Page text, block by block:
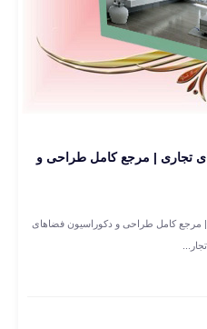
تجاری | مرجع کامل طراحی و
| مرجع کامل طراحی و دکوراسیون فضاهای